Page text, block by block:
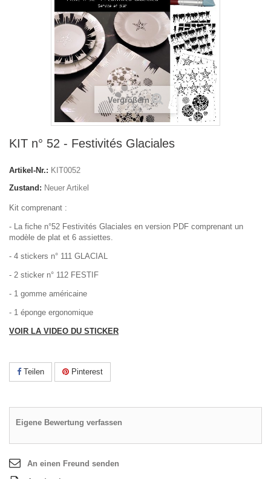
Vergrößern
KIT n° 52 - Festivités Glaciales
Artikel-Nr.: KIT0052
Zustand: Neuer Artikel
Kit comprenant :
- La fiche n°52 Festivités Glaciales en version PDF comprenant un
modèle de plat et 6 assiettes.
- 4 stickers n° 111 GLACIAL
- 2 sticker n° 112 FESTIF
- 1 gomme américaine
- 1 éponge ergonomique
VOIR LA VIDEO DU STICKER
Teilen Pinterest
Eigene Bewertung verfassen
An einen Freund senden